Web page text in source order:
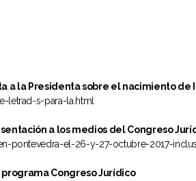
a la Presidenta sobre el nacimiento de
letrad-s-para-la.html
a los medios del Congreso
pontevedra-el-26-y-27-octubre-2017-
programa Congreso Jurídico